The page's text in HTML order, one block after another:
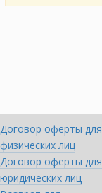
Договор оферты для
физических лиц
Договор оферты для
юридических лиц